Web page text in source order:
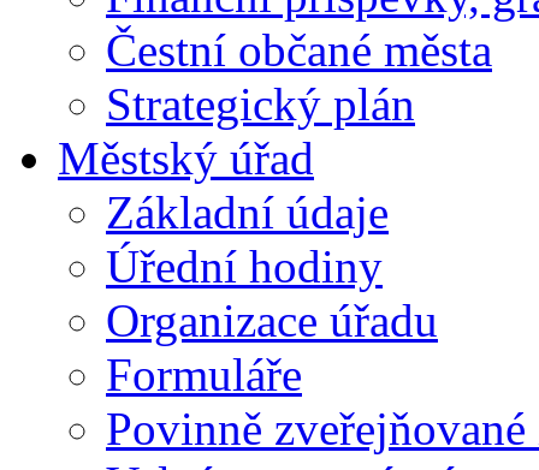
Čestní občané města
Strategický plán
Městský úřad
Základní údaje
Úřední hodiny
Organizace úřadu
Formuláře
Povinně